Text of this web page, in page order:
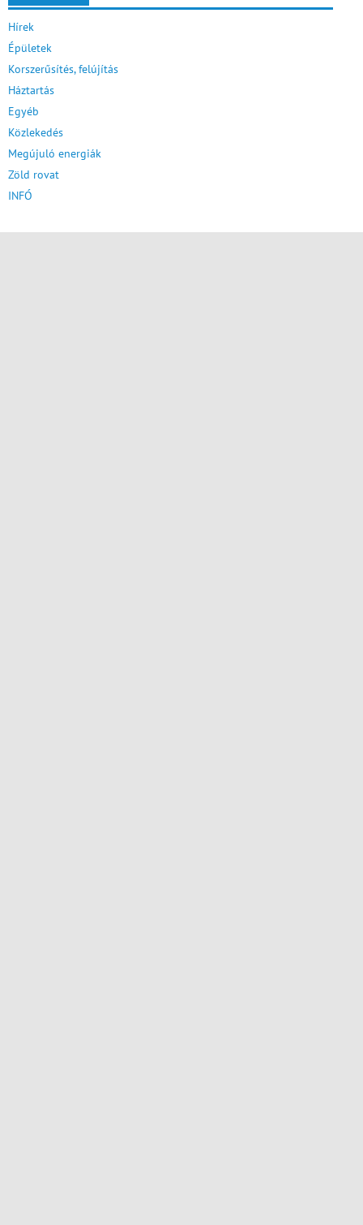
Hírek
Épületek
Korszerűsítés, felújítás
Háztartás
Egyéb
Közlekedés
Megújuló energiák
Zöld rovat
INFÓ